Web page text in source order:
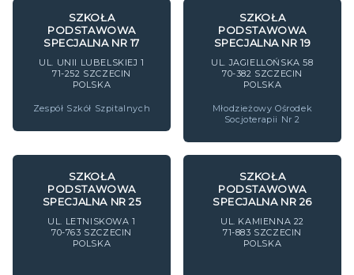
SZKOŁA
PODSTAWOWA
SPECJALNA NR 17
UL. UNII LUBELSKIEJ 1
71-252 SZCZECIN
POLSKA
Zespół Szkół Szpitalnych
SZKOŁA
PODSTAWOWA
SPECJALNA NR 19
UL. JAGIELLOŃSKA 58
70-382 SZCZECIN
POLSKA
Młodzieżowy Ośrodek
Socjoterapii Nr 2
SZKOŁA
PODSTAWOWA
SPECJALNA NR 25
UL. LETNISKOWA 1
70-763 SZCZECIN
POLSKA
SZKOŁA
PODSTAWOWA
SPECJALNA NR 26
UL. KAMIENNA 22
71-883 SZCZECIN
POLSKA